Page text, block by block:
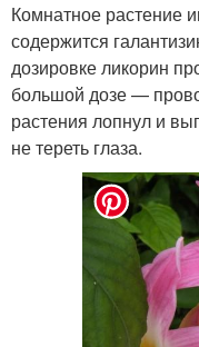
Комнатное растение
содержится
дозировке ликорин
большой дозе —
растения лопнул и
не тереть глаза.